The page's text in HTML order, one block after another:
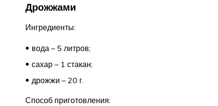
Дрожжами
Ингредиенты:
вода – 5 литров;
сахар – 1 стакан;
дрожжи – 20 г.
Способ приготовления: